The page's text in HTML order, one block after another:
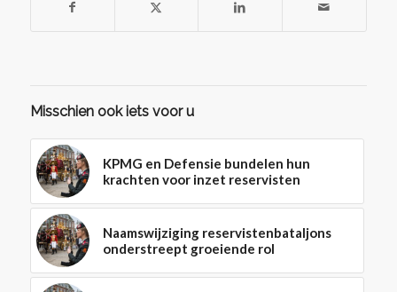
Misschien ook iets voor u
KPMG en Defensie bundelen hun
krachten voor inzet reservisten
Naamswijziging reservistenbataljons
onderstreept groeiende rol